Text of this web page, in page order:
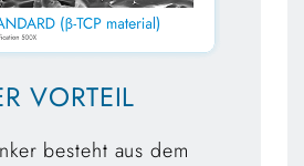
VORTEIL
besteht aus dem